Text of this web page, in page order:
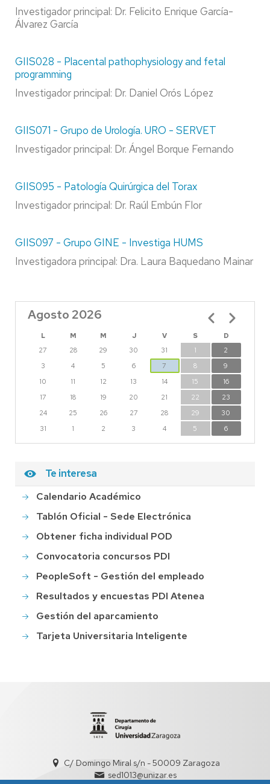
Investigador principal: Dr. Felicito Enrique García-
Álvarez García
GIIS028 - Placental pathophysiology and fetal
programming
Investigador principal: Dr. Daniel Orós López
GIIS071 - Grupo de Urología. URO - SERVET
Investigador principal: Dr. Ángel Borque Fernando
GIIS095 - Patología Quirúrgica del Torax
Investigador principal: Dr. Raúl Embún Flor
GIIS097 - Grupo GINE - Investiga HUMS
Investigadora principal: Dra. Laura Baquedano Mainar
Agosto 2026
L M M J V S
D
27
28 29 30 31 1
2
3
4 5 6 7 8
9
10
11 12 13 14 15
16
17
18 19 20 21 22
23
24
25 26 27 28 29
30
31
1 2 3 4 5 6
Paginación
Te interesa
Calendario Académico
Tablón Oficial - Sede Electrónica
Obtener ficha individual POD
Convocatoria concursos PDI
PeopleSoft - Gestión del empleado
Resultados y encuestas PDI Atenea
Gestión del aparcamiento
Tarjeta Universitaria Inteligente
C/ Domingo Miral s/n - 50009 Zaragoza
sed1013@unizar.es